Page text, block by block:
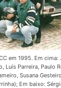
em 1995. Em cima:
Luís Parreira, Paulo
Susana
Em baixo: